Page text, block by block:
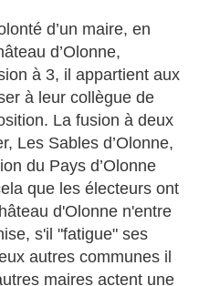
d’un maire, en
d’Olonne,
à 3, il appartient aux
à leur collègue de
La fusion à deux
Les Sables d’Olonne,
du Pays d’Olonne
que les électeurs ont
d'Olonne n'entre
s'il "fatigue" ses
autres communes il
maires actent une